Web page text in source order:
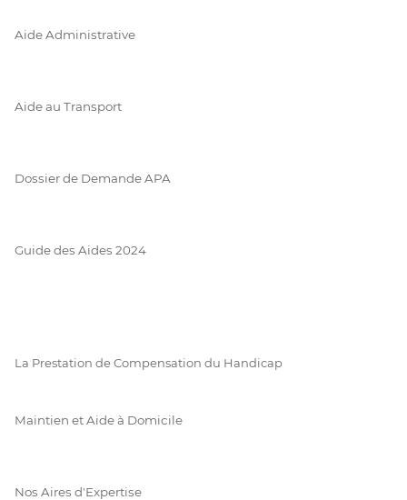
Aide Administrative
Aide au Transport
Dossier de Demande APA
Guide des Aides 2024
La Prestation de Compensation du Handicap
Maintien et Aide à Domicile
Nos Aires d'Expertise